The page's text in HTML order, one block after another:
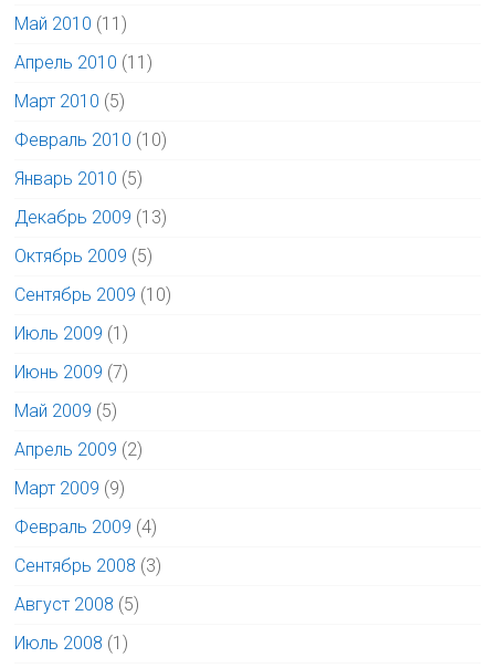
Май 2010 (11)
Апрель 2010 (11)
Март 2010 (5)
Февраль 2010 (10)
Январь 2010 (5)
Декабрь 2009 (13)
Октябрь 2009 (5)
Сентябрь 2009 (10)
Июль 2009 (1)
Июнь 2009 (7)
Май 2009 (5)
Апрель 2009 (2)
Март 2009 (9)
Февраль 2009 (4)
Сентябрь 2008 (3)
Август 2008 (5)
Июль 2008 (1)